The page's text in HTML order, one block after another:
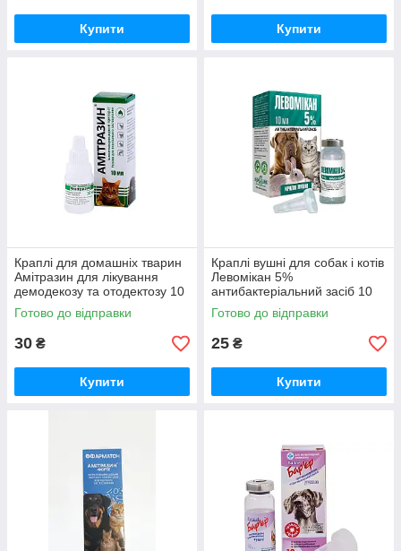
Купити Купити
Краплі для домашніх тварин
Амітразин для лікування
демодекозу та отодектозу 10
мл Фарматон
Готово до відправки
30 ₴
Купити
Краплі вушні для собак і котів
Левомікан 5%
антибактеріальний засіб 10
мл O.L.KAR
Готово до відправки
25 ₴
Купити